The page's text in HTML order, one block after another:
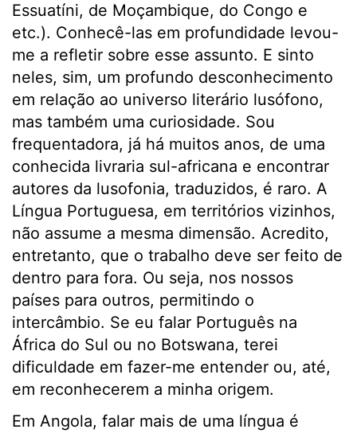
Essuatíni, de Moçambique, do Congo e
etc.). Conhecê-las em profundidade levou-
me a refletir sobre esse assunto. E sinto
neles, sim, um profundo desconhecimento
em relação ao universo literário lusófono,
mas também uma curiosidade. Sou
frequentadora, já há muitos anos, de uma
conhecida livraria sul-africana e encontrar
autores da lusofonia, traduzidos, é raro. A
Língua Portuguesa, em territórios vizinhos,
não assume a mesma dimensão. Acredito,
entretanto, que o trabalho deve ser feito de
dentro para fora. Ou seja, nos nossos
países para outros, permitindo o
intercâmbio. Se eu falar Português na
África do Sul ou no Botswana, terei
dificuldade em fazer-me entender ou, até,
em reconhecerem a minha origem.
Em Angola, falar mais de uma língua é